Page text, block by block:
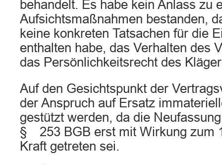
behandelt. Es habe kein Anlass zu
Aufsichtsmaßnahmen bestanden,
keine konkreten Tatsachen für die
enthalten habe, das Verhalten des
das Persönlichkeitsrecht des
Auf den Gesichtspunkt der
der Anspruch auf Ersatz
gestützt werden, da die
§ 253 BGB erst mit Wirkung zum
Kraft getreten sei.